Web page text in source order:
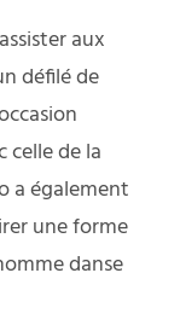
aux
défilé de
celle de la
a également
une forme
danse